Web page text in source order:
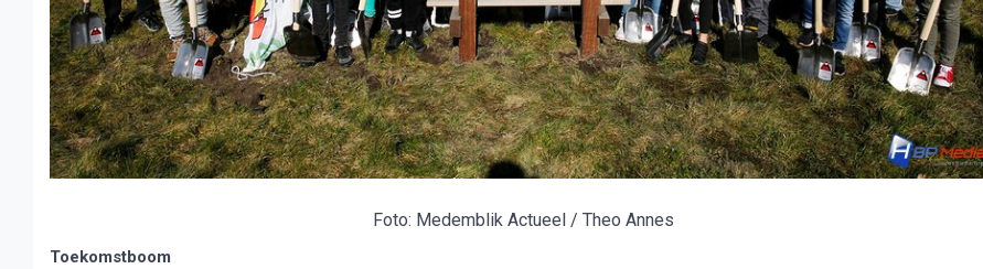
Foto: Medemblik Actueel / Theo Annes
Toekomstboom